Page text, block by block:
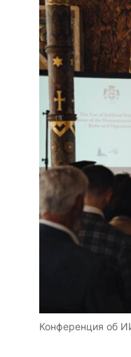
Конференция об